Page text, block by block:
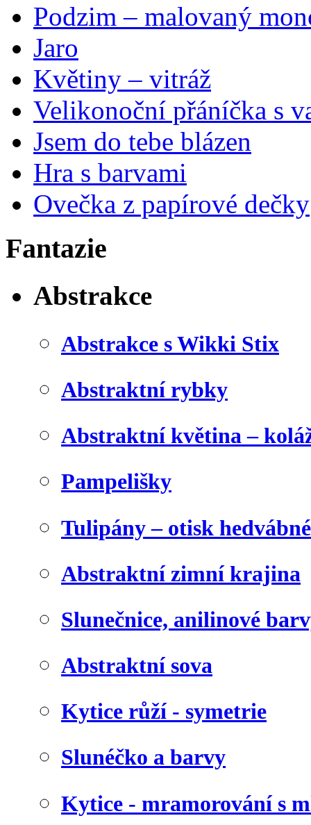
Podzim – malovaný
Jaro
Květiny – vitráž
Velikonoční přáníčka s
Jsem do tebe blázen
Hra s barvami
Ovečka z papírové dečky
Fantazie
Abstrakce
Abstrakce s Wikki Stix
Abstraktní rybky
Abstraktní květina –
Pampelišky
Tulipány – otisk
Abstraktní zimní krajina
Slunečnice, anilinové
Abstraktní sova
Kytice růží - symetrie
Slunéčko a barvy
Kytice - mramorování s